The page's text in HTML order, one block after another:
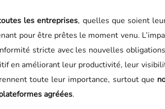
les entreprises, quelles que soient
pour être prêtes le moment venu.
stricte avec les nouvelles
en améliorant leur productivité, leur
toute leur importance, surtout que
agréées.